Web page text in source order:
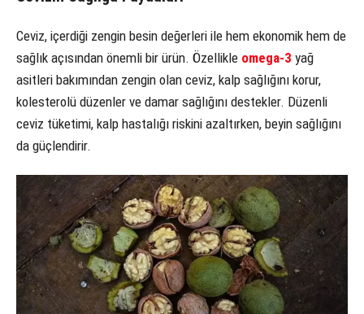
Ceviz, içerdiği zengin besin değerleri ile hem ekonomik hem de
sağlık açısından önemli bir ürün. Özellikle omega-3 yağ
asitleri bakımından zengin olan ceviz, kalp sağlığını korur,
kolesterolü düzenler ve damar sağlığını destekler. Düzenli
ceviz tüketimi, kalp hastalığı riskini azaltırken, beyin sağlığını
da güçlendirir.